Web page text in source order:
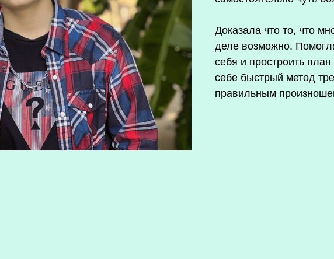
Доказала что то, что
деле возможно.
себя и простроить
себе быстрый метод
правильным